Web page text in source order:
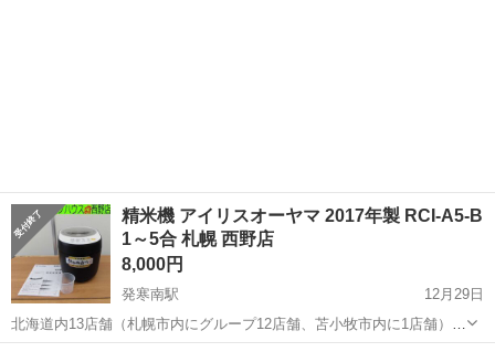
精米機 アイリスオーヤマ 2017年製 RCI-A5-B
1～5合 札幌 西野店
8,000円
発寒南駅
12月29日
北海道内13店舗（札幌市内にグループ12店舗、苫小牧市内に1店舗）
Used Goods Market ★ユーズドグッズマーケット★ 総合リサイクルシ